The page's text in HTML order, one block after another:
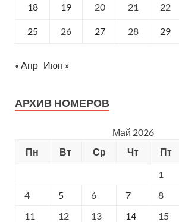
18 19 20 21 22
25 26 27 28 29
« Апр Июн »
АРХИВ НОМЕРОВ
Май 2026
Пн
Вт Ср Чт Пт
1
4
5 6 7 8
11
12 13 14 15